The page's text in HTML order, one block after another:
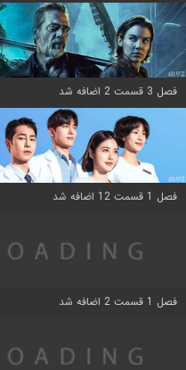
فصل 3 قسمت 2 اضافه شد
فصل 1 قسمت 12 اضافه شد
فصل 1 قسمت 2 اضافه شد